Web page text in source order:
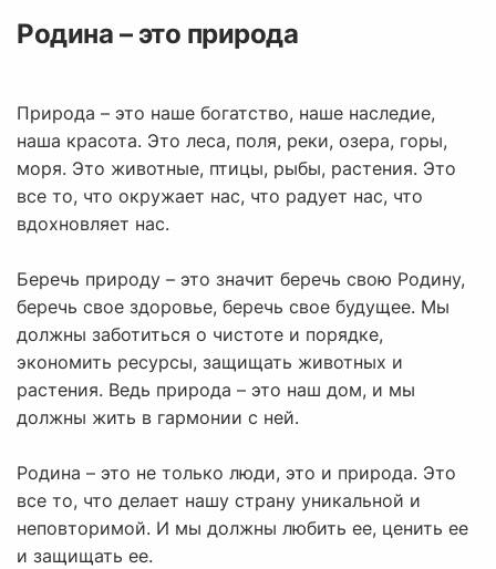
Родина – это природа
Природа – это наше богатство, наше наследие,
наша красота. Это леса, поля, реки, озера, горы,
моря. Это животные, птицы, рыбы, растения. Это
все то, что окружает нас, что радует нас, что
вдохновляет нас.
Беречь природу – это значит беречь свою Родину,
беречь свое здоровье, беречь свое будущее. Мы
должны заботиться о чистоте и порядке,
экономить ресурсы, защищать животных и
растения. Ведь природа – это наш дом, и мы
должны жить в гармонии с ней.
Родина – это не только люди, это и природа. Это
все то, что делает нашу страну уникальной и
неповторимой. И мы должны любить ее, ценить ее
и защищать ее.